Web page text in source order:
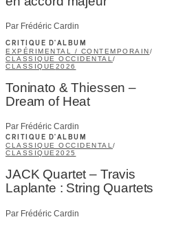
Par Frédéric Cardin
CRITIQUE D'ALBUM
EXPÉRIMENTAL / CONTEMPORAIN/
CLASSIQUE OCCIDENTAL /
CLASSIQUE 2026
Toninato & Thiessen –
Dream of Heat
Par Frédéric Cardin
CRITIQUE D'ALBUM
CLASSIQUE OCCIDENTAL /
CLASSIQUE 2025
JACK Quartet – Travis
Laplante : String Quartets
Par Frédéric Cardin